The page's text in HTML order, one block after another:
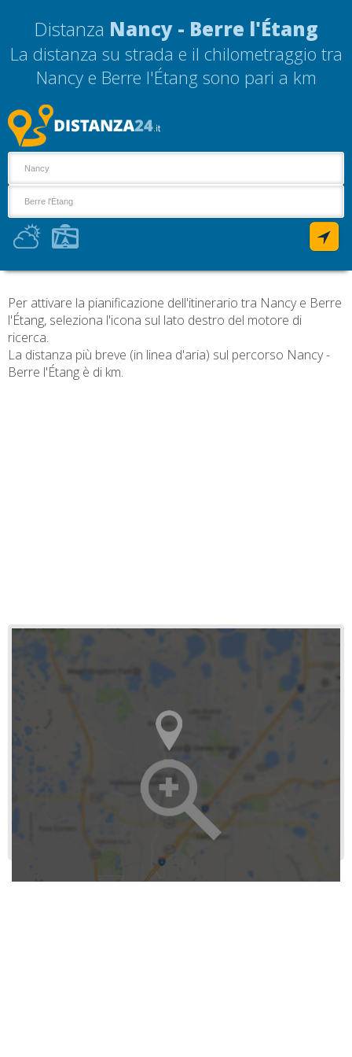
Distanza Nancy - Berre l'Étang
La distanza su strada e il chilometraggio tra
Nancy e Berre l'Étang sono pari a km
Per attivare la pianificazione dell'itinerario tra Nancy e Berre
l'Étang, seleziona l'icona sul lato destro del motore di
ricerca.
La distanza più breve (in linea d'aria) sul percorso Nancy -
Berre l'Étang è di km.